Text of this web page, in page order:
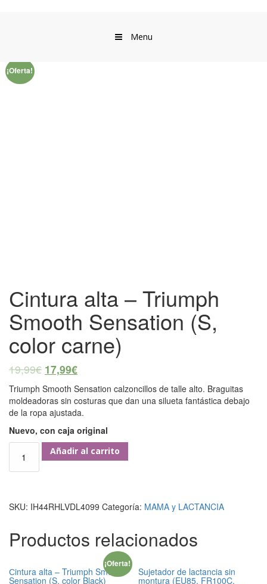
Menu
¡Oferta!
Сintura alta – Triumph
Smooth Sensation (S,
color carne)
19,99€ 17,99€
Triumph Smooth Sensation calzoncillos de talle alto. Braguitas
moldeadoras sin costuras que dan una silueta fantástica debajo
de la ropa ajustada.
Nuevo, con caja original
Сintura
alta
-
Sensation
color
carne)
Añadir al carrito
SKU: IH44RHLVDL4099 Categoría: MAMA y LACTANCIA
Productos relacionados
¡Oferta!
Сintura alta – Triumph Smooth
Sensation (S, color Black)
Sujetador de lactancia sin
montura (EU85, FR100C,